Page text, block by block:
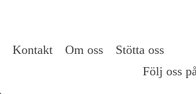
Kontakt Om oss
Stötta oss
Följ oss